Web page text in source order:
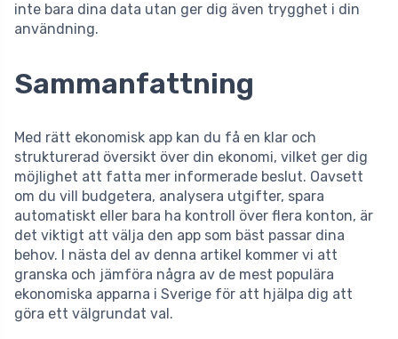
inte bara dina data utan ger dig även trygghet i din
användning.
Sammanfattning
Med rätt ekonomisk app kan du få en klar och
strukturerad översikt över din ekonomi, vilket ger dig
möjlighet att fatta mer informerade beslut. Oavsett
om du vill budgetera, analysera utgifter, spara
automatiskt eller bara ha kontroll över flera konton, är
det viktigt att välja den app som bäst passar dina
behov. I nästa del av denna artikel kommer vi att
granska och jämföra några av de mest populära
ekonomiska apparna i Sverige för att hjälpa dig att
göra ett välgrundat val.